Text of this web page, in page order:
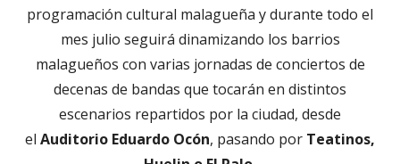
programación cultural malagueña y durante todo el
mes julio seguirá dinamizando los barrios
malagueños con varias jornadas de conciertos de
decenas de bandas que tocarán en distintos
escenarios repartidos por la ciudad, desde
el Auditorio Eduardo Ocón, pasando por Teatinos,